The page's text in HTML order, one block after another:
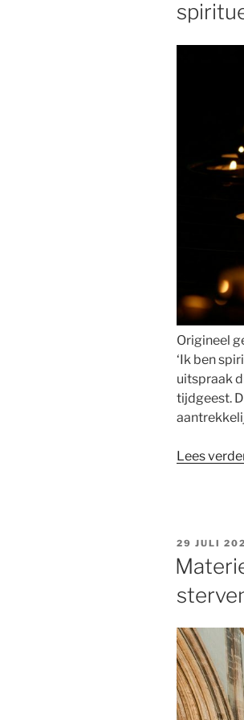
Origineel
‘Ik ben
uitspraak
tijdgeest.
Lees
GEPLAATST
OP
29 JULI